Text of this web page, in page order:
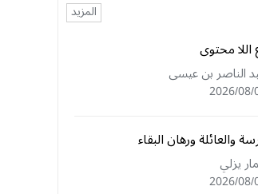
المزيد
محتوى
الناصر بن عيسى
2026/
والعائلة ورهان البقاء
يزلي
2026/